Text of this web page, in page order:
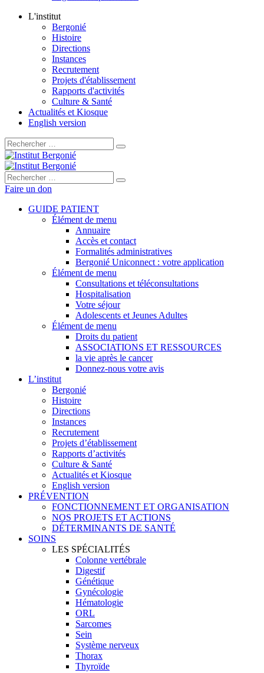
L'institut
Bergonié
Histoire
Directions
Instances
Recrutement
Projets d'établissement
Rapports d'activités
Culture & Santé
Actualités et Kiosque
English version
Rechercher :
Rechercher :
Faire un don
GUIDE PATIENT
Élément de menu
Annuaire
Accès et contact
Formalités administratives
Bergonié Uniconnect : votre application
Élément de menu
Consultations et téléconsultations
Hospitalisation
Votre séjour
Adolescents et Jeunes Adultes
Élément de menu
Droits du patient
ASSOCIATIONS ET RESSOURCES
la vie après le cancer
Donnez-nous votre avis
L’institut
Bergonié
Histoire
Directions
Instances
Recrutement
Projets d’établissement
Rapports d’activités
Culture & Santé
Actualités et Kiosque
English version
PRÉVENTION
FONCTIONNEMENT ET ORGANISATION
NOS PROJETS ET ACTIONS
DÉTERMINANTS DE SANTÉ
SOINS
LES SPÉCIALITÉS
Colonne vertébrale
Digestif
Génétique
Gynécologie
Hématologie
ORL
Sarcomes
Sein
Système nerveux
Thorax
Thyroïde